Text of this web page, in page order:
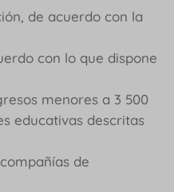
de acuerdo con la
con lo que dispone
menores a 3 500
educativas descritas
de